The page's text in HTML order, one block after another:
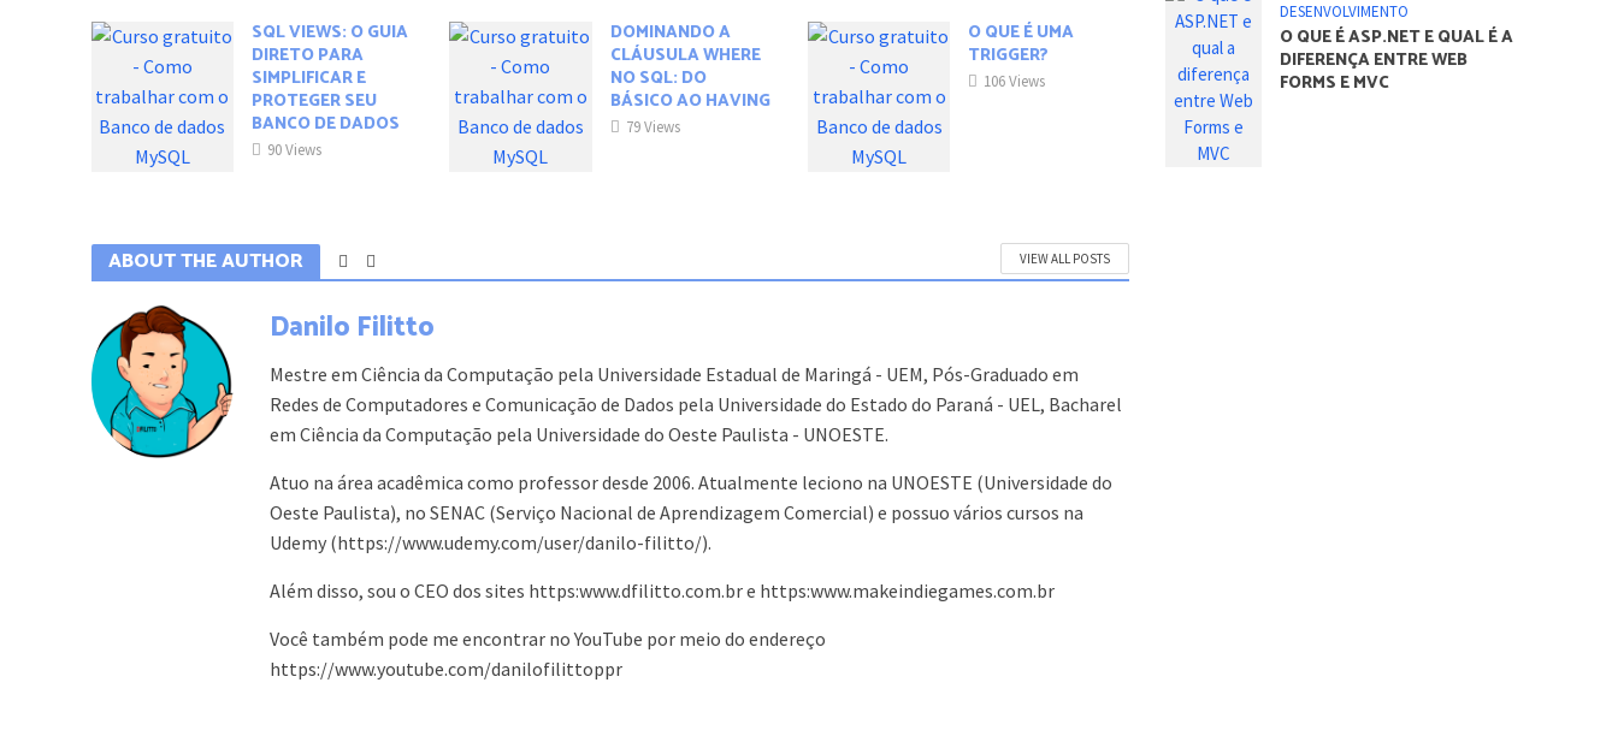
SQL VIEWS: O GUIA
DIRETO PARA
SIMPLIFICAR E
PROTEGER SEU
BANCO DE DADOS
90 Views
DOMINANDO A
CLÁUSULA WHERE
NO SQL: DO
BÁSICO AO HAVING
79 Views
O QUE É UMA
TRIGGER?
106 Views
ABOUT THE AUTHOR VIEW ALL POSTS
Danilo Filitto
Mestre em Ciência da Computação pela Universidade Estadual de Maringá - UEM, Pós-Graduado em
Redes de Computadores e Comunicação de Dados pela Universidade do Estado do Paraná - UEL, Bacharel
em Ciência da Computação pela Universidade do Oeste Paulista - UNOESTE.
Atuo na área acadêmica como professor desde 2006. Atualmente leciono na UNOESTE (Universidade do
Oeste Paulista), no SENAC (Serviço Nacional de Aprendizagem Comercial) e possuo vários cursos na
Udemy (https://www.udemy.com/user/danilo-filitto/).
Além disso, sou o CEO dos sites https:www.dfilitto.com.br e https:www.makeindiegames.com.br
Você também pode me encontrar no YouTube por meio do endereço
https://www.youtube.com/danilofilittoppr
DESENVOLVIMENTO
O QUE É ASP.NET E QUAL É A
DIFERENÇA ENTRE WEB
FORMS E MVC